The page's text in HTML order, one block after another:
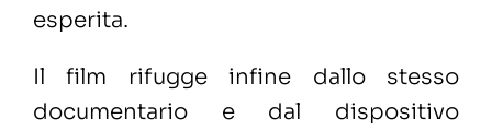
esperita.
Il film rifugge infine dallo stesso
documentario e dal dispositivo